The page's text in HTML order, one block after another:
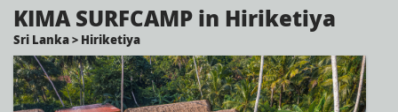
KIMA SURFCAMP in Hiriketiya
Sri Lanka > Hiriketiya